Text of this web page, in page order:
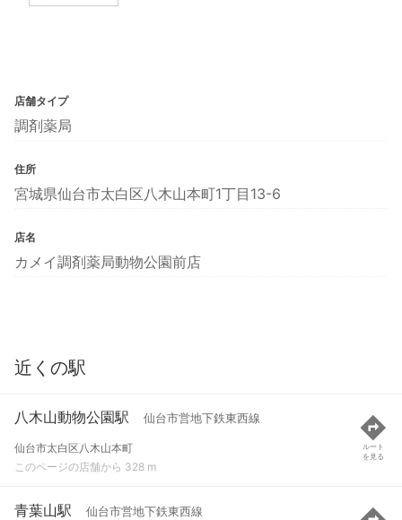
店舗タイプ
調剤薬局
住所
宮城県仙台市太白区八木山本町1丁目13-6
店名
カメイ調剤薬局動物公園前店
近くの駅
八木山動物公園駅 仙台市営地下鉄東西線
仙台市太白区八木山本町
このページの店舗から 328 m
ルート
を見る
青葉山駅 仙台市営地下鉄東西線